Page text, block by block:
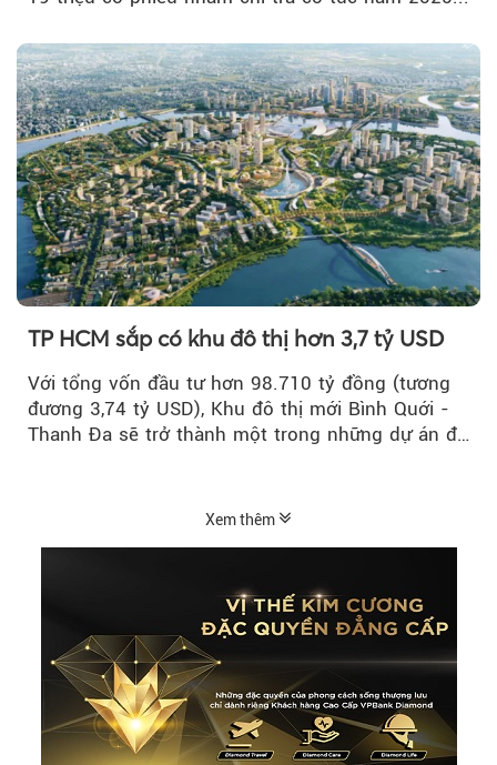
TP HCM sắp có khu đô thị hơn 3,7 tỷ USD
Với tổng vốn đầu tư hơn 98.710 tỷ đồng (tương
đương 3,74 tỷ USD), Khu đô thị mới Bình Quới -
Thanh Đa sẽ trở thành một trong những dự án đô
Xem thêm